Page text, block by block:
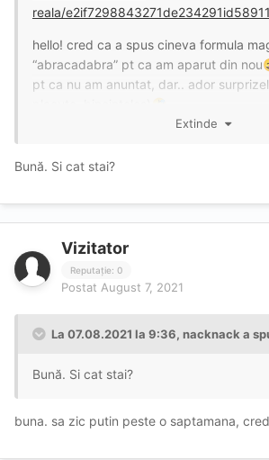
reala/
hello! cred ca a spus cineva formula
“abracadabra” pt ca am aparut din nou
pt ca nu am anuntat, dar.. ador
Extinde
Bună. Si cat stai?
Vizitator
Reputație: 0
Postat August 7, 2021
La 07.08.2021 la 9:36, nacknack a
Bună. Si cat stai?
buna. sa zic putin peste o saptamana, cred